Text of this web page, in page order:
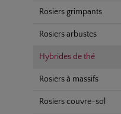
Rosiers grimpants
Rosiers arbustes
Hybrides de thé
Rosiers à massifs
Rosiers couvre-sol